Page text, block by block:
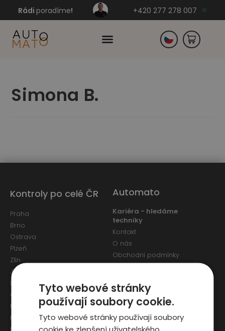
Rádi poradíme! +420 277 278 007
Simona B.
Automato
Kariéra - hledáme
techniky
Kontakt
O nás
Obchodní podmínky
Kontroly po celé ČR
Praha
Brno
Ostrava
Plzeň
Zlín
Jihlava
Liberec
Olomouc
Pardubice
Karlovy Vary
Tyto webové stránky
používají soubory cookie.
Tyto webové stránky používají soubory
cookie ke zlepšení uživatelského